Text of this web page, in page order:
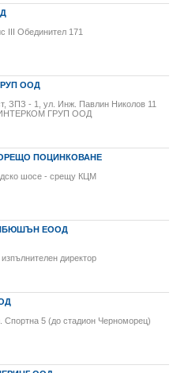
III Обединител 171
ООД
ЗПЗ - 1, ул. Инж. Павлин Николов 11
ИНТЕРКОМ ГРУП ООД
ПОЦИНКОВАНЕ
шосе - срещу КЦМ
ЕООД
директор
Спортна 5 (до стадион Черноморец)